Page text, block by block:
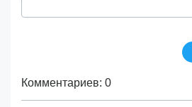
Комментариев: 0